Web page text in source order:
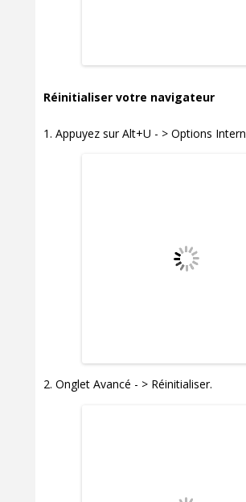
Réinitialiser votre navigateur
Appuyez sur Alt+U - > Options
Onglet Avancé - > Réinitialiser.